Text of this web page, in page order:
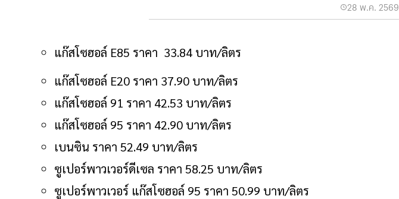
28 พ.ค. 2569
แก๊สโซฮอล์ E85 ราคา 33.84 บาท/ลิตร
แก๊สโซฮอล์ E20 ราคา 37.90 บาท/ลิตร
แก๊สโซฮอล์ 91 ราคา 42.53 บาท/ลิตร
แก๊สโซฮอล์ 95 ราคา 42.90 บาท/ลิตร
เบนซิน ราคา 52.49 บาท/ลิตร
ซูเปอร์พาวเวอร์ดีเซล ราคา 58.25 บาท/ลิตร
ซูเปอร์พาวเวอร์ แก๊สโซฮอล์ 95 ราคา 50.99 บาท/ลิตร